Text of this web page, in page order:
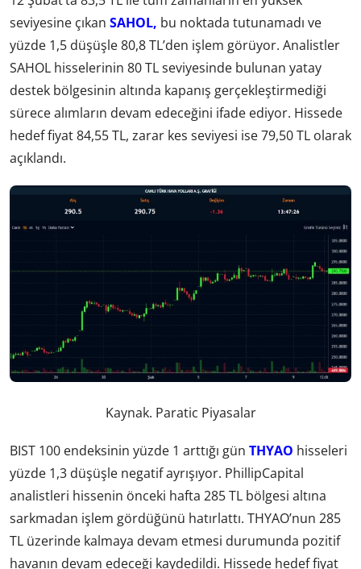
seviyesine çıkan SAHOL, bu noktada tutunamadı ve
yüzde 1,5 düşüşle 80,8 TL’den işlem görüyor. Analistler
SAHOL hisselerinin 80 TL seviyesinde bulunan yatay
destek bölgesinin altında kapanış gerçekleştirmediği
sürece alımların devam edeceğini ifade ediyor. Hissede
hedef fiyat 84,55 TL, zarar kes seviyesi ise 79,50 TL olarak
açıklandı.
Kaynak. Paratic Piyasalar
BIST 100 endeksinin yüzde 1 arttığı gün THYAO hisseleri
yüzde 1,3 düşüşle negatif ayrışıyor. PhillipCapital
analistleri hissenin önceki hafta 285 TL bölgesi altına
sarkmadan işlem gördüğünü hatırlattı. THYAO’nun 285
TL üzerinde kalmaya devam etmesi durumunda pozitif
havanın devam edeceği kaydedildi. Hissede hedef fiyat